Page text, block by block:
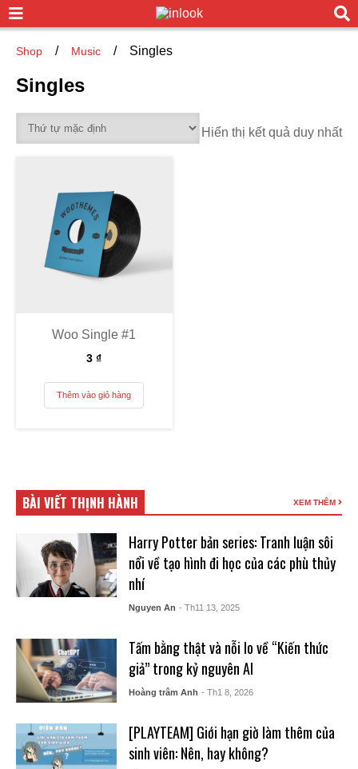
Shop / Music / Singles
Singles
Hiển thị kết quả duy nhất
Woo Single #1
3₫
Thêm vào giỏ hàng
BÀI VIẾT THỊNH HÀNH XEM THÊM
Harry Potter bản series: Tranh luận sôi
nổi về tạo hình đi học của các phù thủy
nhí
Nguyen An - Th11 13, 2025
Tấm bằng thật và nỗi lo về “Kiến thức
giả” trong kỷ nguyên AI
Hoàng trâm Anh - Th1 8, 2026
[PLAYTEAM] Giới hạn giờ làm thêm của
sinh viên: Nên, hay không?